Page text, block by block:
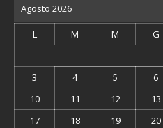
Agosto 2026
L M M G
3
4 5 6
10
11 12 13
17
18 19 20